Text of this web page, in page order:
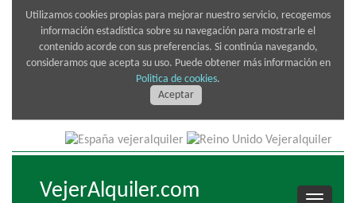
Utilizamos cookies propias para mejorar nuestro servicio, recogemos
información estadística sobre su navegación para mostrarle el
contenido acorde con sus preferencias. Si continúa navegando,
consideramos que acepta su uso. Puede obtener más información en
Politica de cookies.
Aceptar
VejerAlquiler.com